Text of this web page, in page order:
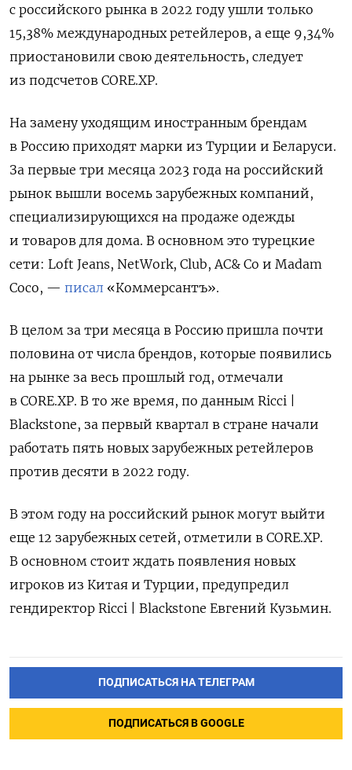
с российского рынка в 2022 году ушли только
15,38% международных ретейлеров, а еще 9,34%
приостановили свою деятельность, следует
из подсчетов CORE.XP.
На замену уходящим иностранным брендам
в Россию приходят марки из Турции и Беларуси.
За первые три месяца 2023 года на российский
рынок вышли восемь зарубежных компаний,
специализирующихся на продаже одежды
и товаров для дома. В основном это турецкие
сети: Loft Jeans, NetWork, Club, AC& Co и Madam
Coco, — писал «Коммерсантъ».
В целом за три месяца в Россию пришла почти
половина от числа брендов, которые появились
на рынке за весь прошлый год, отмечали
в CORE.XP. В то же время, по данным Ricci |
Blackstone, за первый квартал в стране начали
работать пять новых зарубежных ретейлеров
против десяти в 2022 году.
В этом году на российский рынок могут выйти
еще 12 зарубежных сетей, отметили в CORE.XP.
В основном стоит ждать появления новых
игроков из Китая и Турции, предупредил
гендиректор Ricci | Blackstone Евгений Кузьмин.
ПОДПИСАТЬСЯ НА ТЕЛЕГРАМ
ПОДПИСАТЬСЯ В GOOGLE